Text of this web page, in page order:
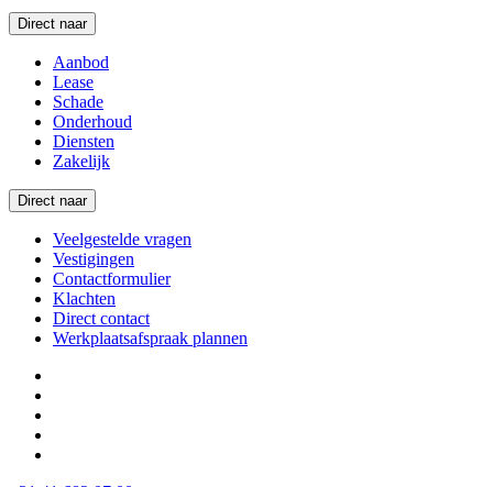
Direct naar
Aanbod
Lease
Schade
Onderhoud
Diensten
Zakelijk
Direct naar
Veelgestelde vragen
Vestigingen
Contactformulier
Klachten
Direct contact
Werkplaatsafspraak plannen